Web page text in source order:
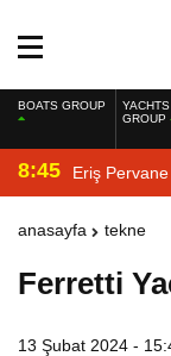
BOATS GROUP
YACHTS
GROUP
8:45 Eriş
anasayfa tekne
Ferretti
13 Şubat 2024 -